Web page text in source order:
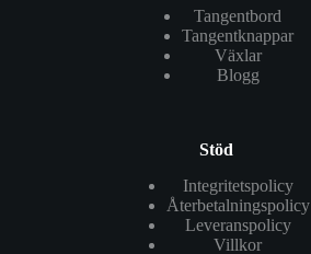
Tangentbord
Tangentknappar
Växlar
Blogg
Stöd
Integritetspolicy
Återbetalningspolicy
Leveranspolicy
Villkor